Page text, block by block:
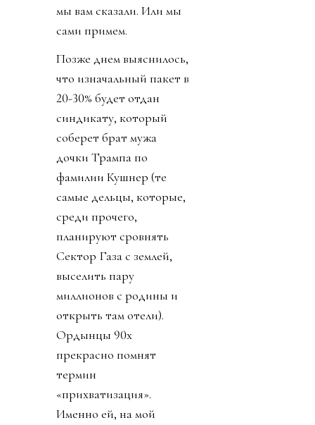
мы вам сказали. Или мы
сами примем.
Позже днем выяснилось,
что изначальный пакет в
20-30% будет отдан
синдикату, который
соберет брат мужа
дочки Трампа по
фамилии Кушнер (те
самые дельцы, которые,
среди прочего,
планируют сровнять
Сектор Газа с землей,
выселить пару
миллионов с родины и
открыть там отели).
Ордынцы 90х
прекрасно помнят
термин
«прихватизация».
Именно ей, на мой